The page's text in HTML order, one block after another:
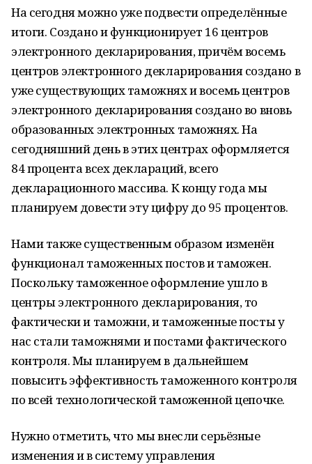
На сегодня можно уже подвести определённые
итоги. Создано и функционирует 16 центров
электронного декларирования, причём восемь
центров электронного декларирования создано в
уже существующих таможнях и восемь центров
электронного декларирования создано во вновь
образованных электронных таможнях. На
сегодняшний день в этих центрах оформляется
84 процента всех деклараций, всего
декларационного массива. К концу года мы
планируем довести эту цифру до 95 процентов.
Нами также существенным образом изменён
функционал таможенных постов и таможен.
Поскольку таможенное оформление ушло в
центры электронного декларирования, то
фактически и таможни, и таможенные посты у
нас стали таможнями и постами фактического
контроля. Мы планируем в дальнейшем
повысить эффективность таможенного контроля
по всей технологической таможенной цепочке.
Нужно отметить, что мы внесли серьёзные
изменения и в систему управления